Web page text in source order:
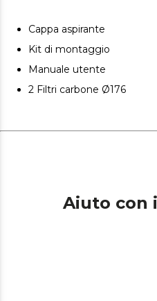
Cappa aspirante
Kit di montaggio
Manuale utente
2 Filtri carbone Ø176
Aiuto con